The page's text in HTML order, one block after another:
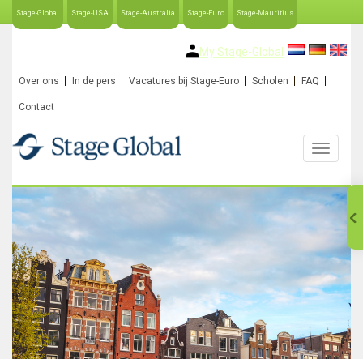
Stage-Global Stage-USA Stage-Australia Stage-Euro Stage-Mauritius
My Stage-Global
Over ons In de pers Vacatures bij Stage-Euro Scholen FAQ
Contact